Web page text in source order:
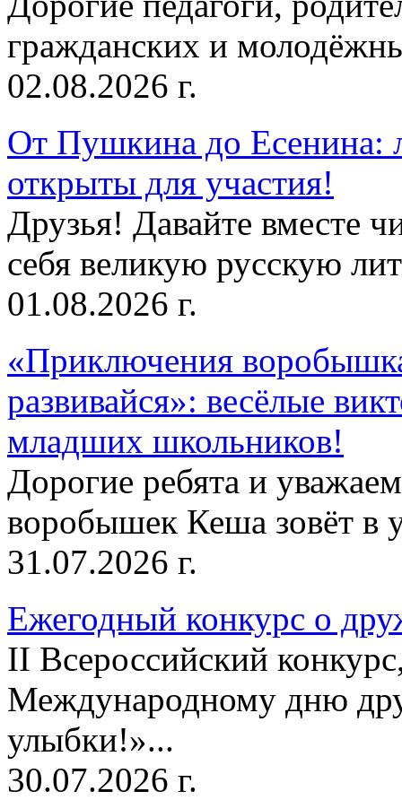
гражданских и
02.08.2026 г.
От Пушкина до Есенина:
открыты для участия!
Друзья! Давайте вместе
себя великую русскую
01.08.2026 г.
«Приключения
развивайся»: весёлые
младших школьников!
Дорогие ребята и
воробышек Кеша зовёт в
31.07.2026 г.
Ежегодный конкурс о
II Всероссийский
Международному дню
улыбки!»...
30.07.2026 г.